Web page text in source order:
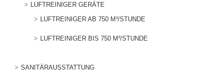
LUFTREINIGER GERÄTE
LUFTREINIGER AB 750 M³/STUNDE
LUFTREINIGER BIS 750 M³/STUNDE
SANITÄRAUSSTATTUNG